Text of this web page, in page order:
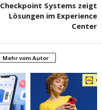
Checkpoint Systems zeigt
Lösungen im Experience
Center
Mehr vom Autor